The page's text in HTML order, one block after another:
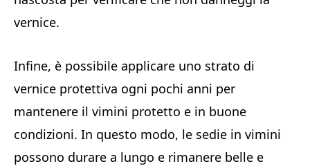
vernice.
Infine, è possibile applicare uno strato di
vernice protettiva ogni pochi anni per
mantenere il vimini protetto e in buone
condizioni. In questo modo, le sedie in vimini
possono durare a lungo e rimanere belle e